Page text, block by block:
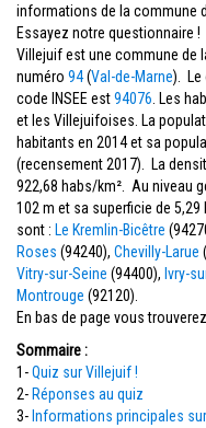
informations de la commune
Essayez notre questionnaire !
Villejuif est une commune de
numéro 94(Val-de-Marne). Le
code INSEE est94076 . Les
et les Villejuifoises. La
habitants en 2014 et sa
(recensement 2017). La
922,68 habs/km². Au niveau
102 m et sa superficie de
sont : Le Kremlin-Bicêtre
Roses (94240), Chevilly-Larue
Vitry-sur-Seine (94400), Ivry-
Montrouge (92120).
En bas de page vous
Sommaire :
1-Quiz sur Villejuif !
2- Réponses au quiz
3- Informations principales